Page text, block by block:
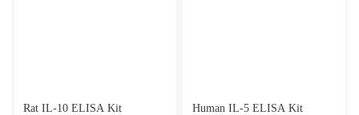
Rat IL-10 ELISA Kit
Human IL-5 ELISA Kit